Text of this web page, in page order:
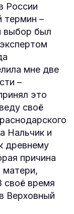
России
термин –
выбор был
мне две
–
это
своё
Нальчик и
древнему
причина
матери,
своё время
Верховный